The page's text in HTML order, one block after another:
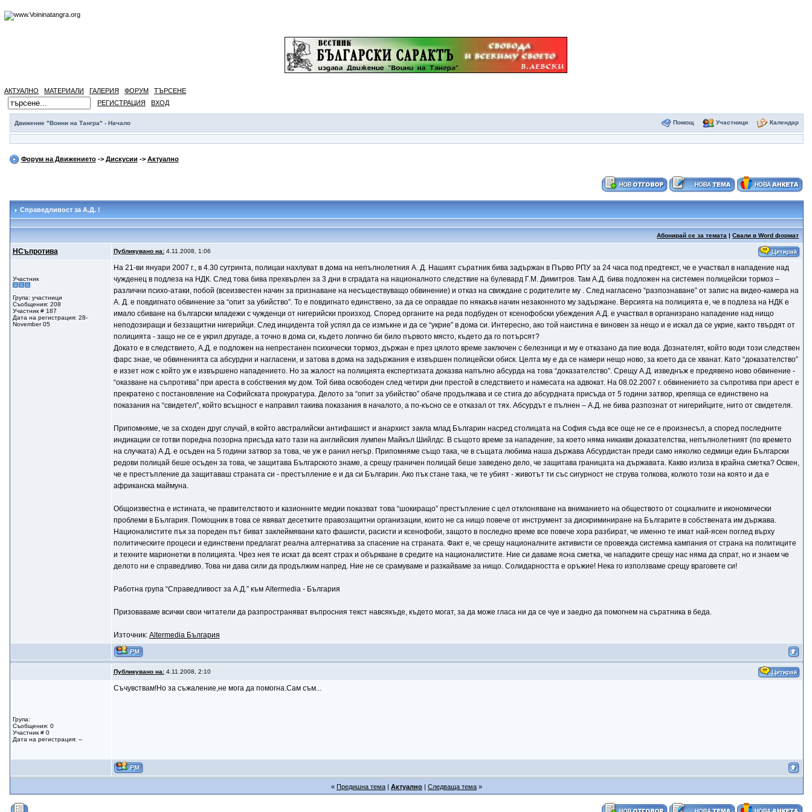
АКТУАЛНО МАТЕРИАЛИ ГАЛЕРИЯ ФОРУМ
ТЪРСЕНЕ
РЕГИСТРАЦИЯ
ВХОД
Движение "Воини на Тангра" - Начало Помощ Участници Календар
Форум на Движението-> Дискусии -> Актуално
Справедливост за А.Д. !
Абонирай се за темата |Свали в Word формат
НСъпротива Публикувано на:4.11.2008, 1:06
Участник
Група: участници
Съобщения: 208
Участник # 187
Дата на регистрация: 28-
November 05
На 21-ви януари 2007 г., в 4.30 сутринта, полицаи нахлуват в дома на непълнолетния А. Д. Нашият съратник бива задържан в Първо РПУ за 24 часа под предтекст, че е участвал в нападение над
чужденец в подлеза на НДК. След това бива прехвърлен за 3 дни в сградата на националното следствие на булевард Г.М. Димитров. Там А.Д. бива подложен на системен полицейски тормоз –
различни психо-атаки, побой (всеизвестен начин за признаване на несъществуващо обвинение) и отказ на свиждане с родителите му . След нагласено “разпознаване” от запис на видео-камера на
А. Д. е повдигнато обвинение за “опит за убийство”. То е повдигнато единствено, за да се оправдае по някакъв начин незаконното му задържане. Версията на полицията е, че в подлеза на НДК е
имало сбиване на български младежи с чужденци от нигерийски произход. Според органите на реда подбуден от ксенофобски убеждения А.Д. е участвал в организрано нападение над нищо
неподозиращи и беззащитни нигерийци. След инцидента той успял да се измъкне и да се “укрие” в дома си. Интересно, ако той наистина е виновен за нещо и е искал да се укрие, както твърдят от
полицията - защо не се е укрил другаде, а точно в дома си, където логично би било първото място, където да го потърсят?
Докато е в следствието, А.Д. е подложен на непрестанен психически тормоз, държан е през цялото време заключен с белезници и му е отказано да пие вода. Дознателят, който води този следствен
фарс знае, че обвиненията са абсурдни и нагласени, и затова в дома на задържания е извършен полицейски обиск. Целта му е да се намери нещо ново, за което да се хванат. Като “доказателство”
е иззет нож с който уж е извършено нападението. Но за жалост на полицията експертизата доказва напълно абсурда на това “доказателство”. Срещу А.Д. изведнъж е предявено ново обвинение -
“оказване на съпротива” при ареста в собствения му дом. Той бива освободен след четири дни престой в следствието и намесата на адвокат. На 08.02.2007 г. обвинението за съпротива при арест е
прекратено с постановление на Софийската прокуратура. Делото за “опит за убийство” обаче продължава и се стига до абсурдната присъда от 5 години затвор, крепяща се единствено на
показания на “свидетел”, който всъщност е направил такива показания в началото, а по-късно се е отказал от тях. Абсурдът е пълнен – А.Д. не бива разпознат от нигерийците, нито от свидетеля.
Припомняме, че за сходен друг случай, в който австралийски антифашист и анархист закла млад Българин насред столицата на София съда все още не се е произнесъл, а според последните
индикации се готви поредна позорна присъда като тази на английския лумпен Майкъл Шийлдс. В същото време за нападение, за което няма никакви доказателства, непълнолетният (по времето
на случката) А.Д. е осъден на 5 години затвор за това, че уж е ранил негър. Припомняме също така, че в същата любима наша държава Абсурдистан преди само няколко седмици един Български
редови полицай беше осъден за това, че защитава Българското знаме, а срещу граничен полицай беше заведено дело, че защитава границата на държавата. Какво излиза в крайна сметка? Освен,
че е престъпление да защитаваш страната си - престъпление е и да си Българин. Ако пък стане така, че те убият - животът ти със сигурност не струва толкова, колкото този на която и да е
африканска маймуна.
Общоизвестна е истината, че правителството и казионните медии показват това “шокиращо” престъпление с цел отклоняване на вниманието на обществото от социалните и икономически
проблеми в България. Помощник в това се явяват десетките правозащитни организации, които не са нищо повече от инструмент за дискриминиране на Българите в собствената им държава.
Националистите пък за пореден път биват заклеймявани като фашисти, расисти и ксенофоби, защото в последно време все повече хора разбират, че именно те имат най-ясен поглед върху
политическите процеси и единствени предлагат реална алтернатива за спасение на страната. Факт е, че срещу националните активисти се провежда системна кампания от страна на политиците
и техните марионетки в полицията. Чрез нея те искат да всеят страх и объркване в средите на националистите. Ние си даваме ясна сметка, че нападките срещу нас няма да спрат, но и знаем че
делото ни е справедливо. Това ни дава сили да продължим напред. Ние не се срамуваме и разкайваме за нищо. Солидарността е оръжие! Нека го използваме срещу враговете си!
Работна група “Справедливост за А.Д.” към Altermedia - България
Призоваваме всички свои читатели да разпространяват въпросния текст навсякъде, където могат, за да може гласа ни да се чуе и заедно да помогнем на съратника в беда.
Източник: Altermedia България
Публикувано на:4.11.2008, 2:10
Група:
Съобщения: 0
Участник # 0
Дата на регистрация: --
Съчувствам!Но за съжаление,не мога да помогна.Сам съм...
« Предишна тема | Актуално | Следваща тема »